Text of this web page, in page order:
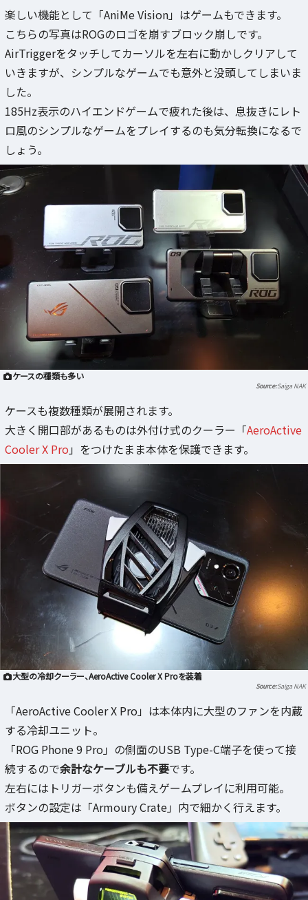
楽しい機能として「AniMe Vision」はゲームもできます。
こちらの写真はROGのロゴを崩すブロック崩しです。
AirTriggerをタッチしてカーソルを左右に動かしクリアして
いきますが、シンプルなゲームでも意外と没頭してしまいま
した。
185Hz表示のハイエンドゲームで疲れた後は、息抜きにレト
ロ風のシンプルなゲームをプレイするのも気分転換になるで
しょう。
ケースの種類も多い
Saiga NAK
ケースも複数種類が展開されます。
大きく開口部があるものは外付け式のクーラー「AeroActive
Cooler X Pro 」をつけたまま本体を保護できます。
大型の冷却クーラー、AeroActive Cooler X Proを装着
Saiga NAK
「AeroActive Cooler X Pro」は本体内に大型のファンを内蔵
する冷却ユニット。
「ROG Phone 9 Pro」の側面のUSB Type-C端子を使って接
続するので余計なケーブルも不要です。
左右にはトリガーボタンも備えゲームプレイに利用可能。
ボタンの設定は「Armoury Crate」内で細かく行えます。